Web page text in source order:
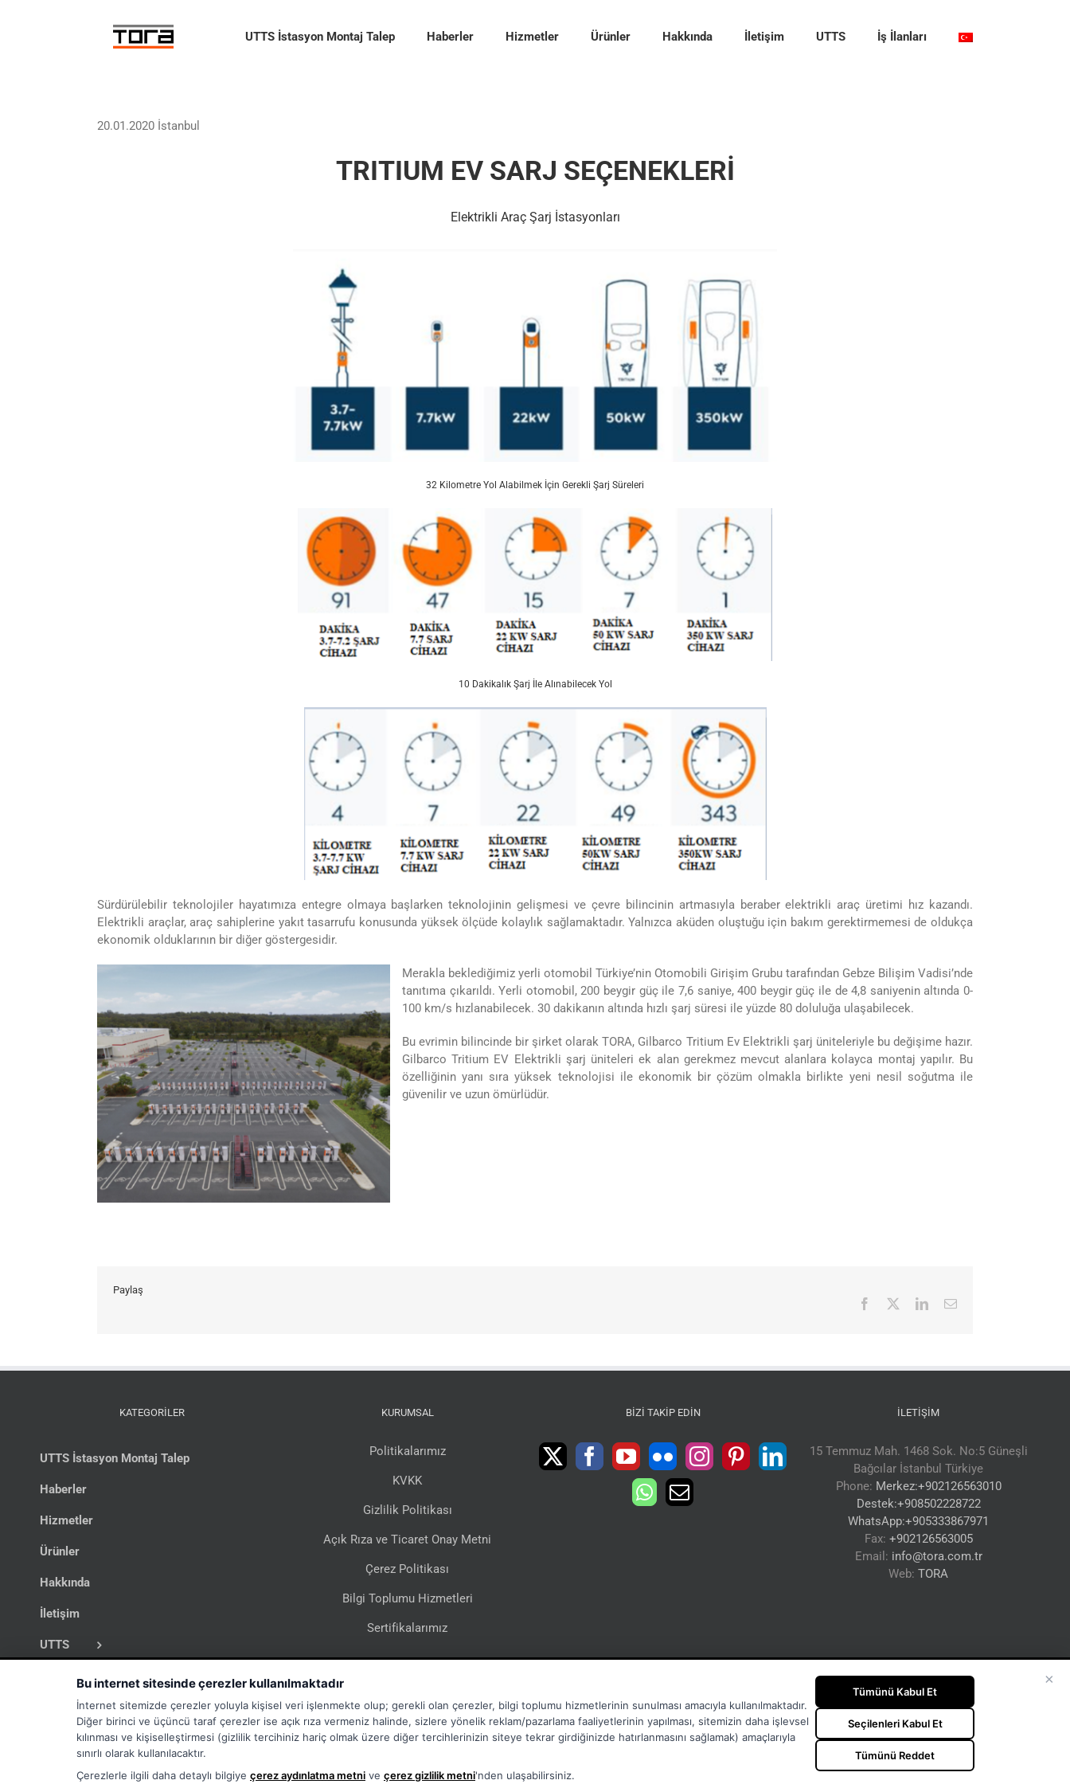
UTTS İstasyon Montaj Talep Haberler Hizmetler Ürünler Hakkında İletişim UTTS İş İlanları
20.01.2020 İstanbul
TRITIUM EV SARJ SEÇENEKLERİ
Elektrikli Araç Şarj İstasyonları
32 Kilometre Yol Alabilmek İçin Gerekli Şarj Süreleri
10 Dakikalık Şarj İle Alınabilecek Yol
Sürdürülebilir teknolojiler hayatımıza entegre olmaya başlarken teknolojinin gelişmesi ve çevre bilincinin artmasıyla beraber elektrikli araç üretimi hız kazandı.
Elektrikli araçlar, araç sahiplerine yakıt tasarrufu konusunda yüksek ölçüde kolaylık sağlamaktadır. Yalnızca aküden oluştuğu için bakım gerektirmemesi de oldukça
ekonomik olduklarının bir diğer göstergesidir.
Merakla beklediğimiz yerli otomobil Türkiye’nin Otomobili Girişim Grubu tarafından Gebze Bilişim Vadisi’nde
tanıtıma çıkarıldı. Yerli otomobil, 200 beygir güç ile 7,6 saniye, 400 beygir güç ile de 4,8 saniyenin altında 0-
100 km/s hızlanabilecek. 30 dakikanın altında hızlı şarj süresi ile yüzde 80 doluluğa ulaşabilecek.
Bu evrimin bilincinde bir şirket olarak TORA, Gilbarco Tritium Ev Elektrikli şarj üniteleriyle bu değişime hazır.
Gilbarco Tritium EV Elektrikli şarj üniteleri ek alan gerekmez mevcut alanlara kolayca montaj yapılır. Bu
özelliğinin yanı sıra yüksek teknolojisi ile ekonomik bir çözüm olmakla birlikte yeni nesil soğutma ile
güvenilir ve uzun ömürlüdür.
Paylaş
Facebook LinkedIn
E-
KATEGORİLER
UTTS İstasyon Montaj Talep
Haberler
Hizmetler
Ürünler
Hakkında
İletişim
UTTS
İş İlanları
KURUMSAL
Politikalarımız
KVKK
Gizlilik Politikası
Açık Rıza ve Ticaret Onay Metni
Çerez Politikası
Bilgi Toplumu Hizmetleri
Sertifikalarımız
BIZI TAKIP EDIN İLETIŞIM
15 Temmuz Mah. 1468 Sok. No:5 Güneşli
Bağcılar İstanbul Türkiye
Phone: Merkez:+902126563010
Destek:+908502228722
WhatsApp:+905333867971
Fax: +902126563005
Email: info@tora.com.tr
Web: TORA
2026 - TORA - All Rights Reserved
×
Bu internet sitesinde çerezler kullanılmaktadır
İnternet sitemizde çerezler yoluyla kişisel veri işlenmekte olup; gerekli olan çerezler, bilgi toplumu hizmetlerinin sunulması amacıyla kullanılmaktadır.
Diğer birinci ve üçüncü taraf çerezler ise açık rıza vermeniz halinde, sizlere yönelik reklam/pazarlama faaliyetlerinin yapılması, sitemizin daha işlevsel
kılınması ve kişiselleştirmesi (gizlilik tercihiniz hariç olmak üzere diğer tercihlerinizin siteye tekrar girdiğinizde hatırlanmasını sağlamak) amaçlarıyla
sınırlı olarak kullanılacaktır.
Çerezlerle ilgili daha detaylı bilgiye çerez aydınlatma metni ve çerez gizlilik metni'nden ulaşabilirsiniz.
Tümünü Kabul Et
Seçilenleri Kabul Et
Tümünü Reddet